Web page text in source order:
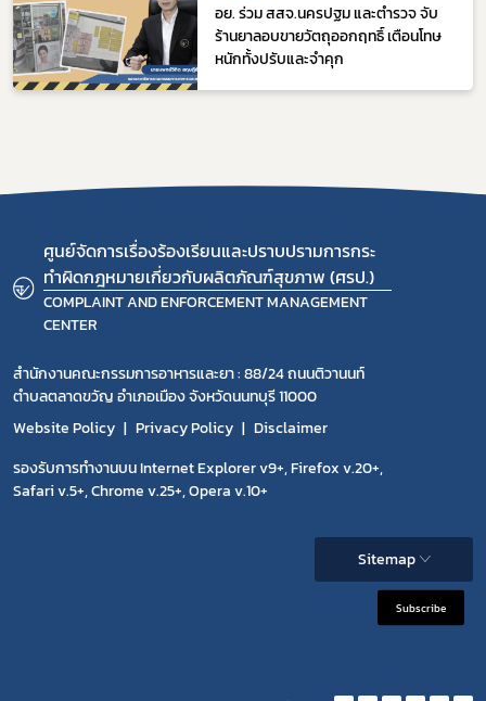
อย. ร่วม สสจ.นครปฐม และตำรวจ จับ
ร้านยาลอบขายวัตถุออกฤทธิ์ เตือนโทษ
หนักทั้งปรับและจำคุก
ศูนย์จัดการเรื่องร้องเรียนและปราบปรามการกระ
ทำผิดกฎหมายเกี่ยวกับผลิตภัณฑ์สุขภาพ (ศรป.)
COMPLAINT AND ENFORCEMENT MANAGEMENT
CENTER
สำนักงานคณะกรรมการอาหารและยา : 88/24 ถนนติวานนท์
ตำบลตลาดขวัญ อำเภอเมือง จังหวัดนนทบุรี 11000
Website Policy
Privacy Policy
Disclaimer
รองรับการทำงานบน Internet Explorer v9+, Firefox v.20+,
Safari v.5+, Chrome v.25+, Opera v.10+
Sitemap
Subscribe